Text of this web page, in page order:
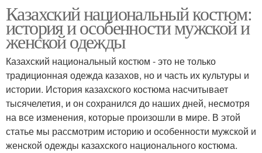
Казахский национальный костюм:
история и особенности мужской и
женской одежды
Казахский национальный костюм - это не только
традиционная одежда казахов, но и часть их культуры и
истории. История казахского костюма насчитывает
тысячелетия, и он сохранился до наших дней, несмотря
на все изменения, которые произошли в мире. В этой
статье мы рассмотрим историю и особенности мужской и
женской одежды казахского национального костюма.